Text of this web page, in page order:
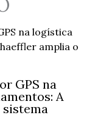
GPS na
A